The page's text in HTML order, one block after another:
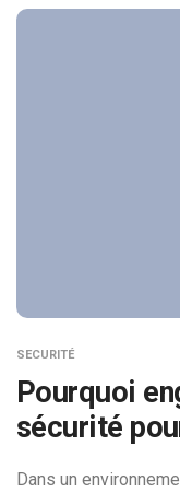
SECURITÉ
Pourquoi
sécurité
Dans un